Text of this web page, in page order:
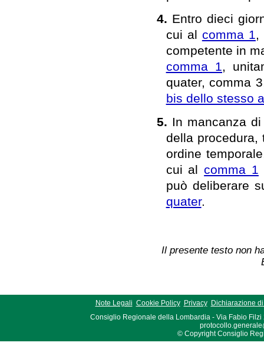
4. Entro dieci
cui al comma 1,
competente in
comma 1,
quater, comma
bis dello stesso
5. In mancanza
della procedura,
ordine
cui alcomma 1
può deliberare
quater.
Il presente testo non
Note Legali Cookie Policy Privacy
Dichiarazione
Consiglio Regionale della Lombardia - Via Fabio Filzi
© Copyright Consiglio